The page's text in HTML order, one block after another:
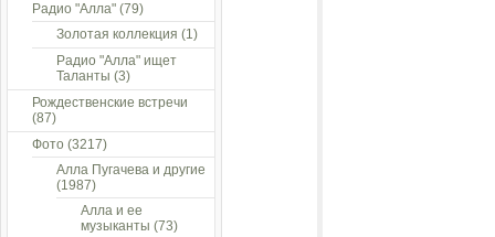
Радио "Алла" (79)
Золотая коллекция (1)
Радио "Алла" ищет
Таланты (3)
Рождественские встречи
(87)
Фото (3217)
Алла Пугачева и другие
(1987)
Алла и ее
музыканты (73)